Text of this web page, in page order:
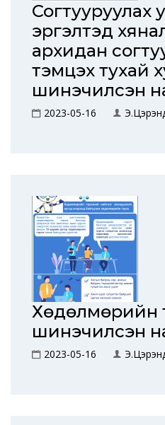
Согтууруулах
эргэлтэд
архидан
тэмцэх тухай
шинэчилсэн
2023-05-16
Хөдөлмөрийн
шинэчилсэн
2023-05-16